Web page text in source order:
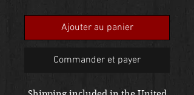
Ajouter au panier
Commander et payer